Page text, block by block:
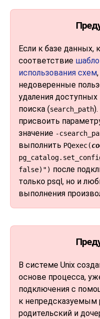
Если к базе данных,
соответствие
использования схем
недоверенные
удаления
поиска (search_path
присвоить
значение -
выполнить PQexec(
false)") после
только psql , но и
выполнения
В системе Unix
основе процесса,
подключения с
к непредсказуемым
родительский и